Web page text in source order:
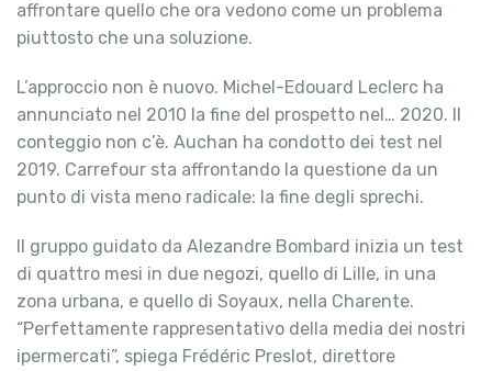
affrontare quello che ora vedono come un problema
piuttosto che una soluzione.
L’approccio non è nuovo. Michel-Edouard Leclerc ha
annunciato nel 2010 la fine del prospetto nel… 2020. Il
conteggio non c’è. Auchan ha condotto dei test nel
2019. Carrefour sta affrontando la questione da un
punto di vista meno radicale: la fine degli sprechi.
Il gruppo guidato da Alezandre Bombard inizia un test
di quattro mesi in due negozi, quello di Lille, in una
zona urbana, e quello di Soyaux, nella Charente.
“Perfettamente rappresentativo della media dei nostri
ipermercati”, spiega Frédéric Preslot, direttore